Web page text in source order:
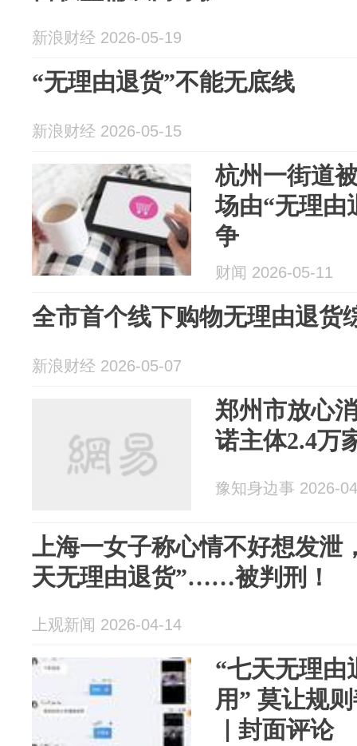
新浪财经 2026-05-19
“无理由退货”不能无底线
新浪财经 2026-05-15
杭州一街道
场由“无理由
争
财闻 2026-05-11
全市首个线下购物无理由退货
新浪财经 2026-05-07
郑州市放心
诺主体2.4万
豫知身边事 2026-
上海一女子称心情不好想发泄
天无理由退货”……被判刑！
上观新闻 2026-04-14
“七天无理由
用” 莫让规
｜封面评论